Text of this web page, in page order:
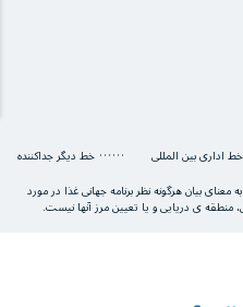
اداری بین المللی
خط دیگر جداکننده
بیان هرگونه نظر برنامه جهانی غذا در مورد
منطقه ی دریایی و یا تعیین مرز آنها نیست.